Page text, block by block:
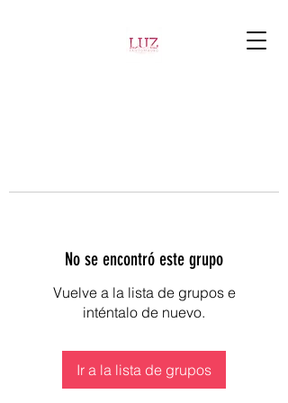
No se encontró este grupo
Vuelve a la lista de grupos e
inténtalo de nuevo.
Ir a la lista de grupos